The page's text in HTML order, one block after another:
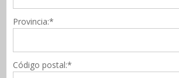
Provincia:*
Código postal:*